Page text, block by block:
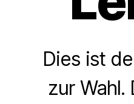
Dies ist
zur